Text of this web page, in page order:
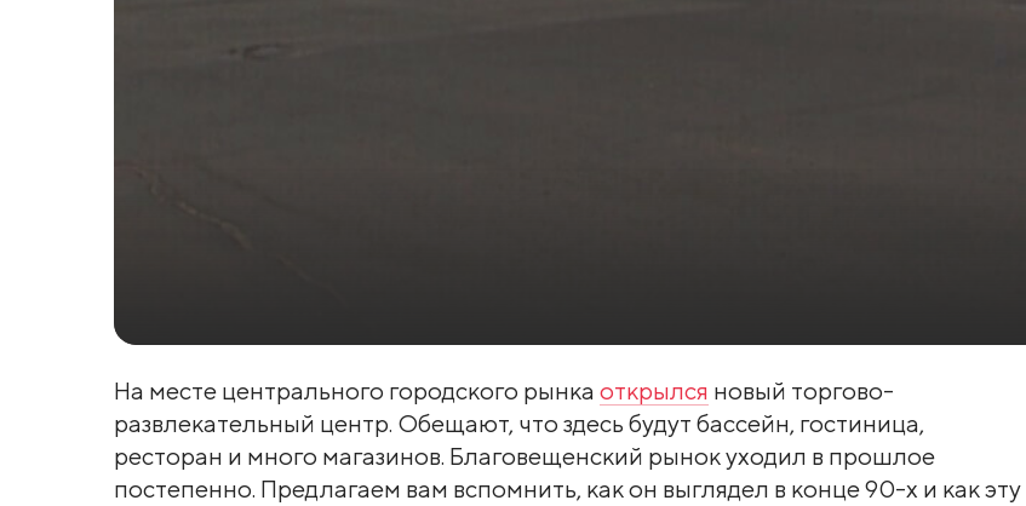
На месте центрального городского рынка открылся новый торгово-
развлекательный центр. Обещают, что здесь будут бассейн, гостиница,
ресторан и много магазинов. Благовещенский рынок уходил в прошлое
постепенно. Предлагаем вам вспомнить, как он выглядел в конце 90-х и как эту